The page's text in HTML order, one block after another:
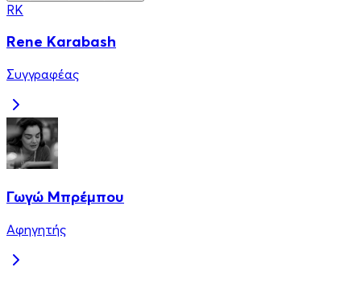
RK
Rene Karabash
Συγγραφέας
Γωγώ Μπρέμπου
Αφηγητής